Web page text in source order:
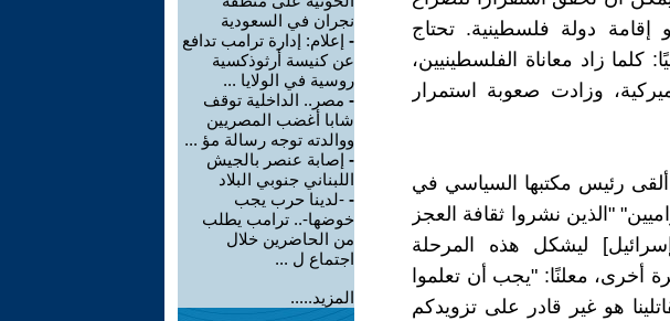
إقامة دولة فلسطينية. تحتاج
كلما زاد معاناة الفلسطينيين،
وزادت صعوبة استمرار
ألقى رئيس مكتبها السياسي في
"الذين نشروا ثقافة العجز
ليشكل هذه المرحلة
أخرى، معلنًا: "يجب أن تعلموا
هو غير قادر على تزويدكم
نجران في السعودية
- إعلام: إدارة ترامب تدافع
عن كنيسة أرثوذكسية
روسية في الولايا ...
- مصر.. الداخلية توقف
شابا أغضب المصريين
ووالدته توجه رسالة مؤ ...
- إصابة عنصر بالجيش
اللبناني جنوبي البلاد
- -لدينا حرب يجب
خوضها-.. ترامب يطلب
من الحاضرين خلال
اجتماع ل ...
المزيد.....